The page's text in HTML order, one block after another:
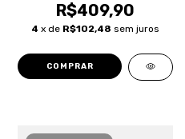
R$409,90
4 x de R$102,48 sem juros
COMPRAR